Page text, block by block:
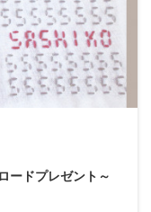
ードプレゼント～